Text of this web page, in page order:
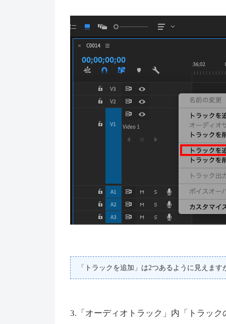
「トラックを追加」は2つあるように見えま
3.「オーディオトラック」内「トラッ